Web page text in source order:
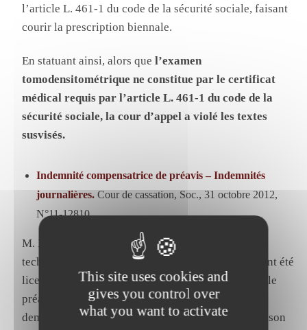
l’article L. 461-1 du code de la sécurité sociale, faisant
courir la prescription biennale.
En statuant ainsi, alors quel’examen
tomodensitométrique ne constitue par le certificat
médical requis par l’article L. 461-1 du code de la
sécurité sociale, la cour d’appel a violé les textes
susvisés.
Indemnité compensatrice de préavis – Indemnités
journalières.Cour de cassation, Soc., 31 octobre 2012,
N°11-12810.
M. X… a été engagé le 16 juin 2003, en qualité de
technicien frigoriste par la société
. Ayant été
licencié le 4 juillet 2008 avec dispense d’exécuter le
préavis, il a saisi la juridiction prud’homale de
demandes relatives à l’exécution et à la rupture de son
This site uses cookies and
gives you control over
what you want to activate